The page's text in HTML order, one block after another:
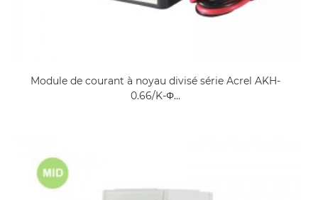
Module de courant à noyau divisé série Acrel AKH-
0.66/K-Φ...